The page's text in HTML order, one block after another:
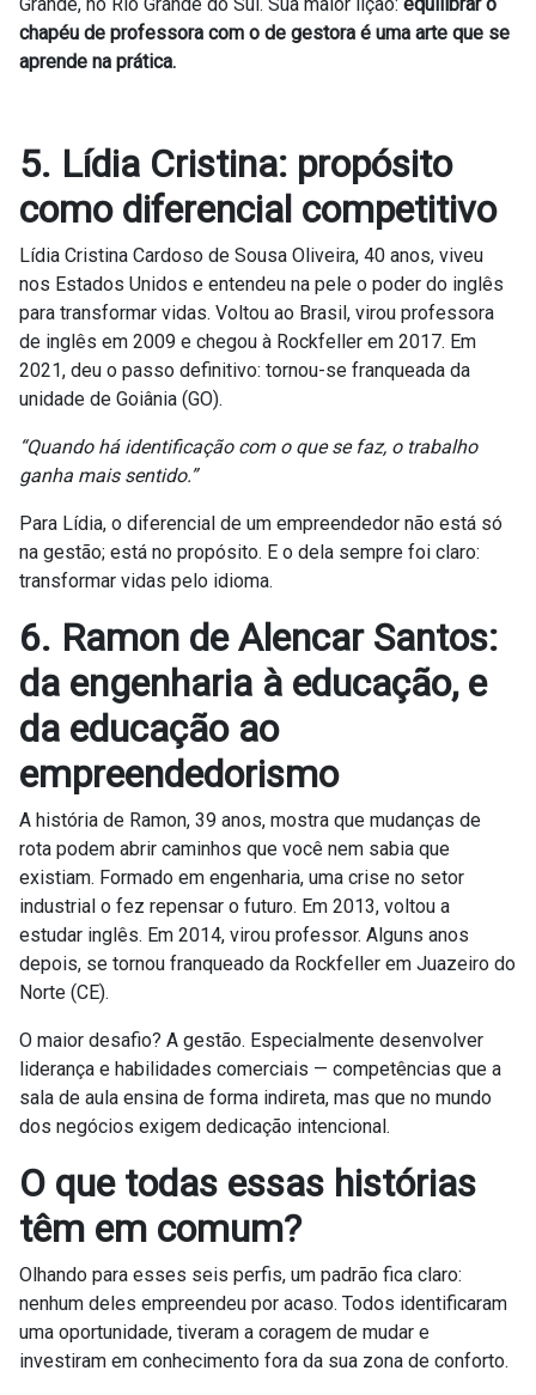
chapéu de professora com o de gestora é uma arte que se
aprende na prática.
5. Lídia Cristina: propósito
como diferencial competitivo
Lídia Cristina Cardoso de Sousa Oliveira, 40 anos, viveu
nos Estados Unidos e entendeu na pele o poder do inglês
para transformar vidas. Voltou ao Brasil, virou professora
de inglês em 2009 e chegou à Rockfeller em 2017. Em
2021, deu o passo definitivo: tornou-se franqueada da
unidade de Goiânia (GO).
“Quando há identificação com o que se faz, o trabalho
ganha mais sentido.”
Para Lídia, o diferencial de um empreendedor não está só
na gestão; está no propósito. E o dela sempre foi claro:
transformar vidas pelo idioma.
6. Ramon de Alencar Santos:
da engenharia à educação, e
da educação ao
empreendedorismo
A história de Ramon, 39 anos, mostra que mudanças de
rota podem abrir caminhos que você nem sabia que
existiam. Formado em engenharia, uma crise no setor
industrial o fez repensar o futuro. Em 2013, voltou a
estudar inglês. Em 2014, virou professor. Alguns anos
depois, se tornou franqueado da Rockfeller em Juazeiro do
Norte (CE).
O maior desafio? A gestão. Especialmente desenvolver
liderança e habilidades comerciais — competências que a
sala de aula ensina de forma indireta, mas que no mundo
dos negócios exigem dedicação intencional.
O que todas essas histórias
têm em comum?
Olhando para esses seis perfis, um padrão fica claro:
nenhum deles empreendeu por acaso. Todos identificaram
uma oportunidade, tiveram a coragem de mudar e
investiram em conhecimento fora da sua zona de conforto.